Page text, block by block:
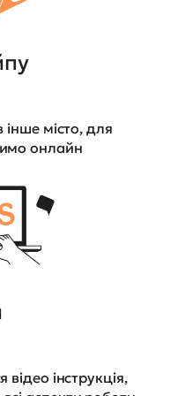
інше місто, для
онлайн
відео інструкція,